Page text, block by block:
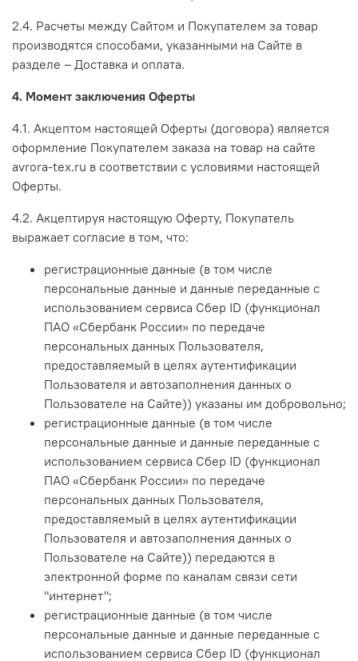
2.4. Расчеты между Сайтом и Покупателем за товар
производятся способами, указанными на Сайте в
разделе – Доставка и оплата.
4. Момент заключения Оферты
4.1. Акцептом настоящей Оферты (договора) является
оформление Покупателем заказа на товар на сайте
avrora-tex.ru в соответствии с условиями настоящей
Оферты.
4.2. Акцептируя настоящую Оферту, Покупатель
выражает согласие в том, что:
регистрационные данные (в том числе
персональные данные и данные переданные с
использованием сервиса Сбер ID (функционал
ПАО «Сбербанк России» по передаче
персональных данных Пользователя,
предоставляемый в целях аутентификации
Пользователя и автозаполнения данных о
Пользователе на Сайте)) указаны им добровольно;
регистрационные данные (в том числе
персональные данные и данные переданные с
использованием сервиса Сбер ID (функционал
ПАО «Сбербанк России» по передаче
персональных данных Пользователя,
предоставляемый в целях аутентификации
Пользователя и автозаполнения данных о
Пользователе на Сайте)) передаются в
электронной форме по каналам связи сети
"интернет";
регистрационные данные (в том числе
персональные данные и данные переданные с
использованием сервиса Сбер ID (функционал